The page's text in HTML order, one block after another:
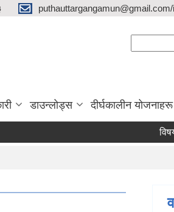
डाउन्लोड्स दीर्घकालीन योजनाहरू